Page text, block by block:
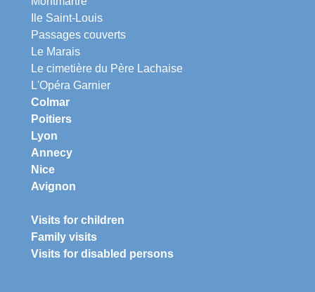
Ile Saint-Louis
Passages couverts
Le Marais
Le cimetière du Père Lachaise
L'Opéra Garnier
Colmar
Poitiers
Lyon
Annecy
Nice
Avignon
Visits for children
Family visits
Visits for disabled persons